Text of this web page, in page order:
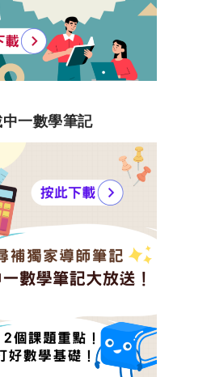
一數學筆記